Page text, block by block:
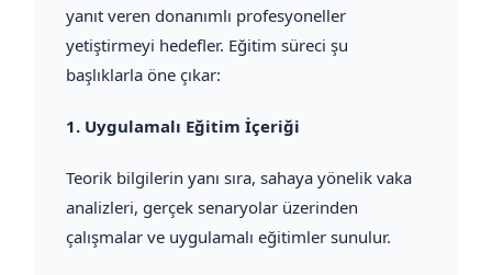
yanıt veren donanımlı profesyoneller
yetiştirmeyi hedefler. Eğitim süreci şu
başlıklarla öne çıkar:
1. Uygulamalı Eğitim İçeriği
Teorik bilgilerin yanı sıra, sahaya yönelik vaka
analizleri, gerçek senaryolar üzerinden
çalışmalar ve uygulamalı eğitimler sunulur.